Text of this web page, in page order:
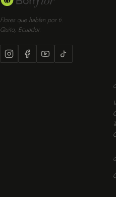
Flores que hablan por ti.
Quito, Ecuador.